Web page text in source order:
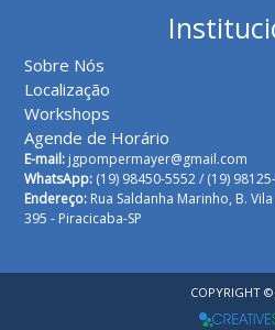
Sobre Nós
Localização
Workshops
Agende de Horário
E-mail: jgpompermayer@gmail.com
WhatsApp: (19) 98450-5552 / (19)
Endereço: Rua Saldanha Marinho, B.
395 - Piracicaba-SP
COPYRIGHT